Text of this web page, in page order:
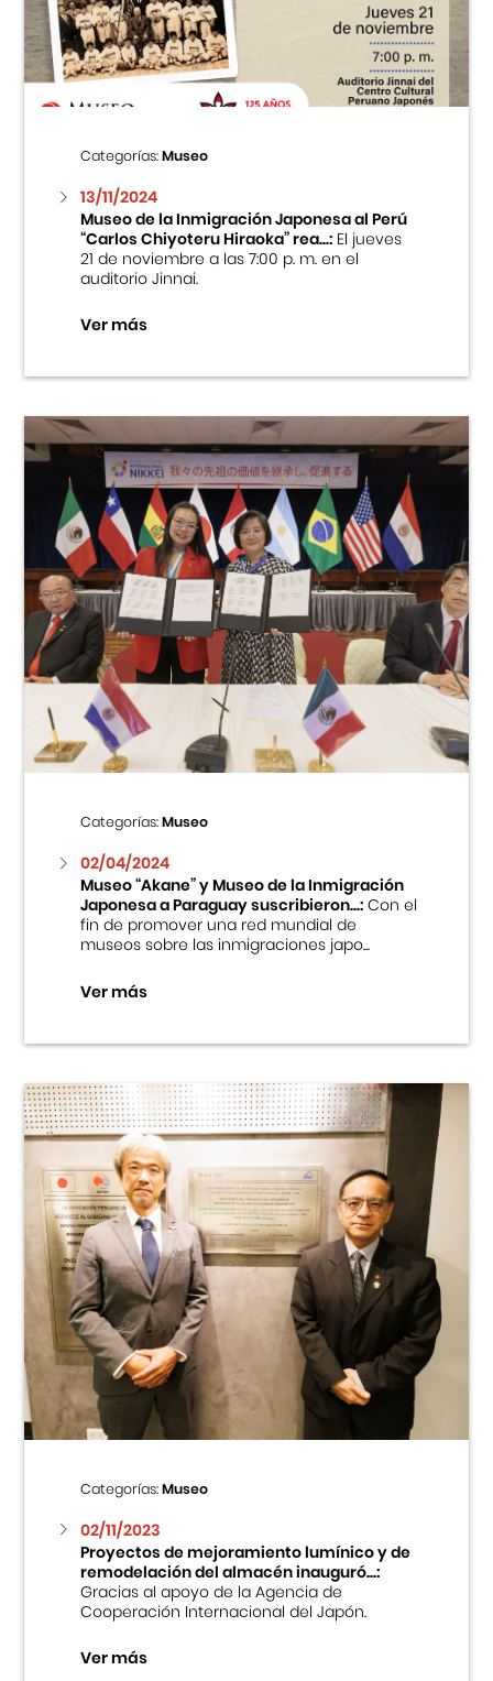
Centro Cultural Peruano Japonés
Cursos
Museo de la Inmigración Japonesa
Fondo Editorial
Teatro Peruano Japonés
Categorías:Museo
13/11/2024
Museo de la Inmigración Japonesa al Perú
“Carlos Chiyoteru Hiraoka” rea...:El jueves
21 de noviembre a las 7:00 p. m. en el
auditorio Jinnai.
Ver más
Categorías:Museo
02/04/2024
Museo “Akane” y Museo de la Inmigración
Japonesa a Paraguay suscribieron...:Con el
fin de promover una red mundial de
museos sobre las inmigraciones japo...
Ver más
Categorías:Museo
02/11/2023
Proyectos de mejoramiento lumínico y de
remodelación del almacén inauguró...:
Gracias al apoyo de la Agencia de
Cooperación Internacional del Japón.
Ver más